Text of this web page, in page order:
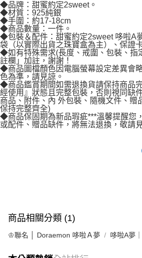
7-11取貨付款
每筆NT$60，滿NT$1,000(含以上)免運費
宅配
每筆NT$80，滿NT$1,000(含以上)免運費
離島宅配
每筆NT$220，滿NT$3,000(含以上)免運費
◆品牌：甜蜜約定2sweet。
◆材質：925純銀
◆手圍：約17-18cm
◆商品數量：一件。
◆包裝＆配件：甜蜜約定2sweet 哆啦A
袋（以實際出貨之珠寶盒為主）、保證
◆如有特殊需求(長度、戒圍、包裝、指
註欄」加註，謝謝！
◆商品圖檔顏色因電腦螢幕設定差異會
色為準，請見諒。
◆商品鑑賞期間如需退換貨請保持商品
經使用』狀態且完整包裝，否則視同缺
商品、附件、內 外包裝、隨機文件、贈
保持完整齊全)
◆商品保固期為新品瑕疵***溫馨提醒您
或配件、贈品缺件，將無法退換，敬請
商品相關分類 (1)
♔聯名 │ Doraemon 哆啦Ａ夢 哆啦A夢